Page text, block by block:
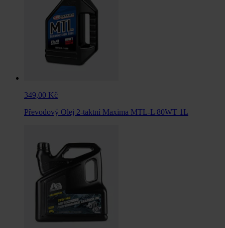
349,00 Kč
Převodový Olej 2-taktní Maxima MTL-L 80WT 1L